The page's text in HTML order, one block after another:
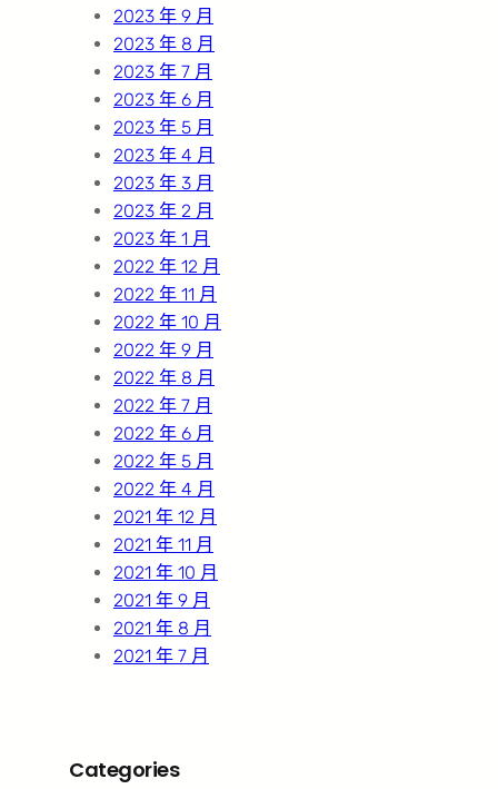
2023 年 9 月
2023 年 8 月
2023 年 7 月
2023 年 6 月
2023 年 5 月
2023 年 4 月
2023 年 3 月
2023 年 2 月
2023 年 1 月
2022 年 12 月
2022 年 11 月
2022 年 10 月
2022 年 9 月
2022 年 8 月
2022 年 7 月
2022 年 6 月
2022 年 5 月
2022 年 4 月
2021 年 12 月
2021 年 11 月
2021 年 10 月
2021 年 9 月
2021 年 8 月
2021 年 7 月
Categories